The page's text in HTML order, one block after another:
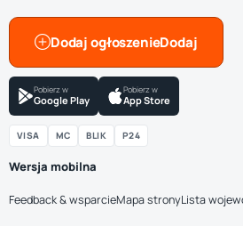
Dodaj ogłoszenie
Pobierz w
Google Play
Pobierz w
App Store
VISA MC BLIK P24
Wersja mobilna
Feedback & wsparcieMapa stronyLista